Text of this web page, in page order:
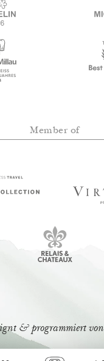
Member of
& programmiert von